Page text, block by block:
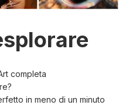
completa
in meno di un minuto